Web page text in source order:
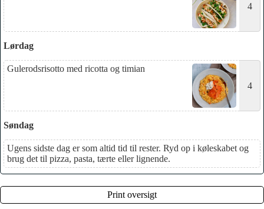
4
Lørdag
Gulerodsrisotto med ricotta og timian
4
Søndag
Ugens sidste dag er som altid tid til rester. Ryd op i køleskabet og
brug det til pizza, pasta, tærte eller lignende.
Print oversigt